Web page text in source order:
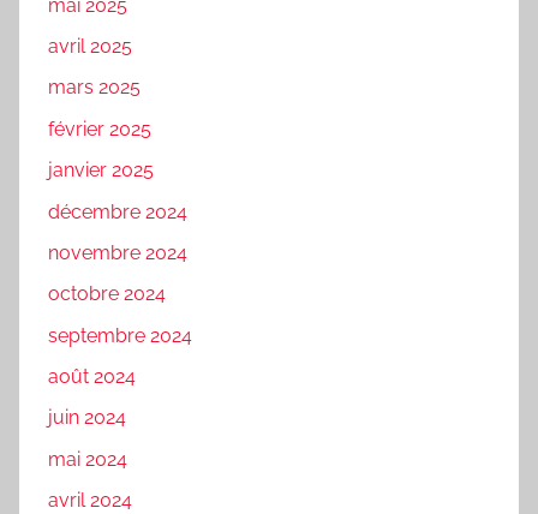
mai 2025
avril 2025
mars 2025
février 2025
janvier 2025
décembre 2024
novembre 2024
octobre 2024
septembre 2024
août 2024
juin 2024
mai 2024
avril 2024